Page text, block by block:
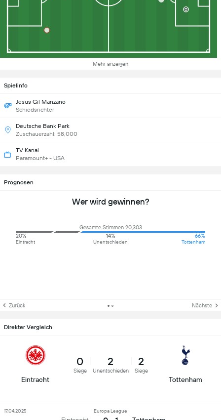
Mehr anzeigen
Spielinfo
Jesus Gil Manzano
Schiedsrichter
Deutsche Bank Park
Zuschauerzahl: 58,000
TV Kanal
Paramount+ - USA
Prognosen
Wer wird gewinnen?
Gesamte Stimmen 20,303
20%
Eintracht
14%
Unentschieden
66%
Tottenham
Zurück Nächste
Direkter Vergleich
Eintracht
0
Siege
2
Unentschieden
2
Siege
Tottenham
Europa League
17.04.2025